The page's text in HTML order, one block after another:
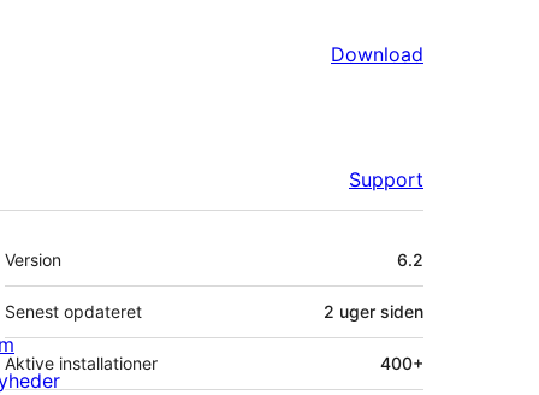
Download
Support
Meta
Version 6.2
Senest opdateret 2 uger siden
Aktive installationer 400+